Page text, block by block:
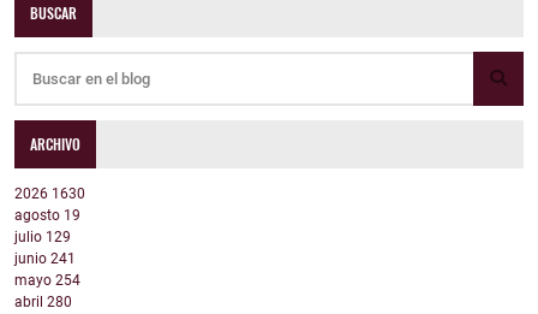
BUSCAR
ARCHIVO
2026 1630
agosto 19
julio 129
junio 241
mayo 254
abril 280